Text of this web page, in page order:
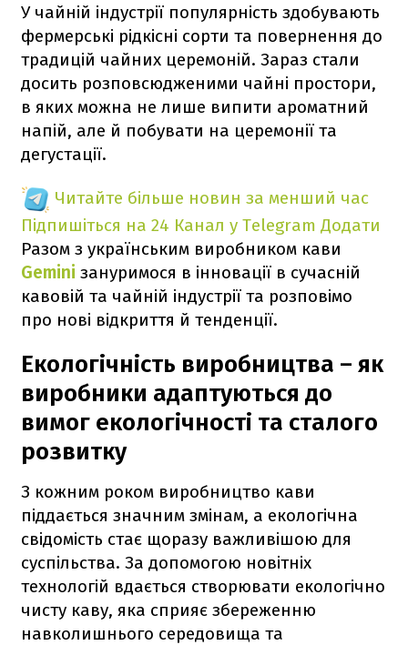
У чайній індустрії популярність здобувають
фермерські рідкісні сорти та повернення до
традицій чайних церемоній. Зараз стали
досить розповсюдженими чайні простори,
в яких можна не лише випити ароматний
напій, але й побувати на церемонії та
дегустації.
Читайте більше новин за менший час
Підпишіться на 24 Канал у Telegram Додати
Разом з українським виробником кави
Gemini зануримося в інновації в сучасній
кавовій та чайній індустрії та розповімо
про нові відкриття й тенденції.
Екологічність виробництва – як
виробники адаптуються до
вимог екологічності та сталого
розвитку
З кожним роком виробництво кави
піддається значним змінам, а екологічна
свідомість стає щоразу важливішою для
суспільства. За допомогою новітніх
технологій вдається створювати екологічно
чисту каву, яка сприяє збереженню
навколишнього середовища та